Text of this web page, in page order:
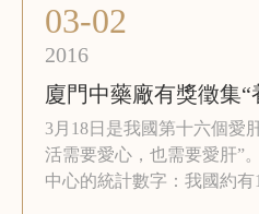
03-02
2016
廈門中藥廠有獎徵集“
3月18日是我國第十六個愛
活需要愛心，也需要愛肝”
中心的統計數字：我國約